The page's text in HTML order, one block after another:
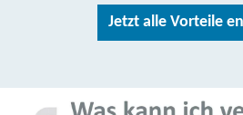
Jetzt alle Vorteile